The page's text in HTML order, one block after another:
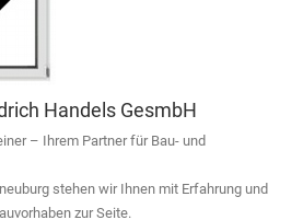
Handels GesmbH
– Ihrem Partner für Bau- und
stehen wir Ihnen mit Erfahrung und
zur Seite.